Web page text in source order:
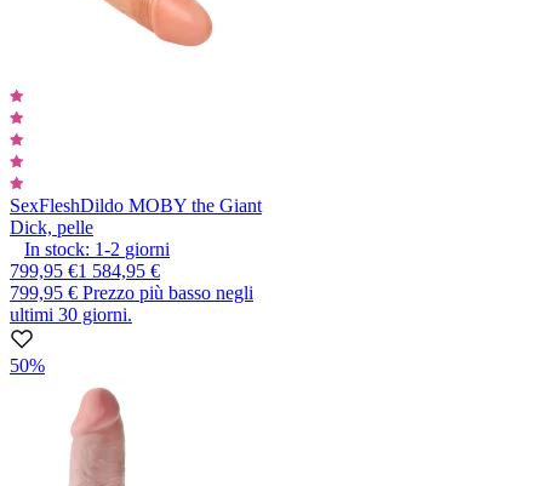
SexFleshDildo MOBY the Giant
Dick, pelle
In stock: 1-2 giorni
799,95 €1 584,95 €
799,95 € Prezzo più basso negli
ultimi 30 giorni.
50%